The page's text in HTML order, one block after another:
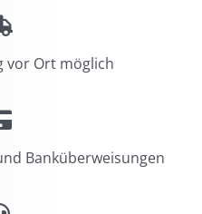
vor Ort möglich
Banküberweisungen